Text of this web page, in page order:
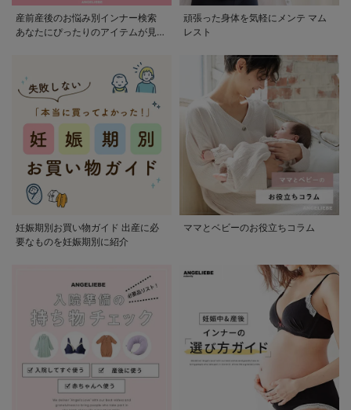
産前産後のお悩み別インナー検索
あなたにぴったりのアイテムが見つ
頑張った身体を気軽にメンテ マム
レスト
妊娠期別お買い物ガイド 出産に必
要なものを妊娠期別に紹介
ママとベビーのお役立ちコラム